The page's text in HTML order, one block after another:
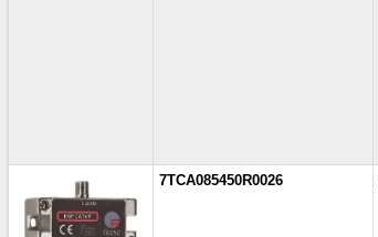
7TCA085450R0026